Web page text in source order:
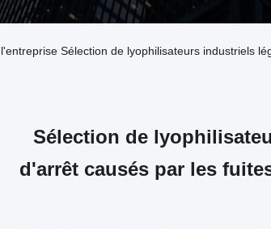
Sélection de lyophilisateurs industriels
Sélection de
d'arrêt causés par les